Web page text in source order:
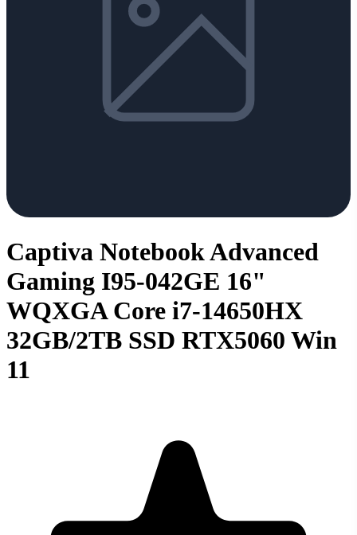
Captiva Notebook Advanced
Gaming I95-042GE 16"
WQXGA Core i7-14650HX
32GB/2TB SSD RTX5060 Win
11